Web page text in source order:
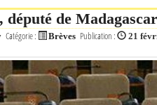
de
Catégorie : Brèves Publication : 21